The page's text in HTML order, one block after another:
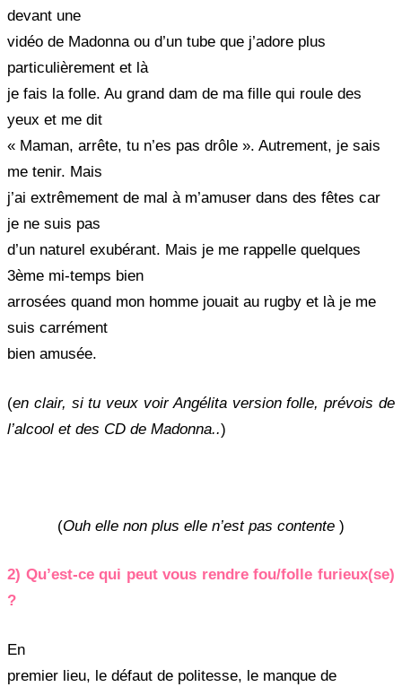
devant une
vidéo de Madonna ou d’un tube que j’adore plus
particulièrement et là
je fais la folle. Au grand dam de ma fille qui roule des
yeux et me dit
« Maman, arrête, tu n’es pas drôle ». Autrement, je sais
me tenir. Mais
j’ai extrêmement de mal à m’amuser dans des fêtes car
je ne suis pas
d’un naturel exubérant. Mais je me rappelle quelques
3ème mi-temps bien
arrosées quand mon homme jouait au rugby et là je me
suis carrément
bien amusée.
(en clair, si tu veux voir Angélita version folle, prévois de
l’alcool et des CD de Madonna..)
(Ouh elle non plus elle n’est pas contente )
2) Qu’est-ce qui peut vous rendre fou/folle furieux(se)
?
En
premier lieu, le défaut de politesse, le manque de